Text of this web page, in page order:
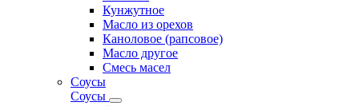
Кунжутное
Масло из орехов
Каноловое (рапсовое)
Масло другое
Смесь масел
Соусы
Соусы